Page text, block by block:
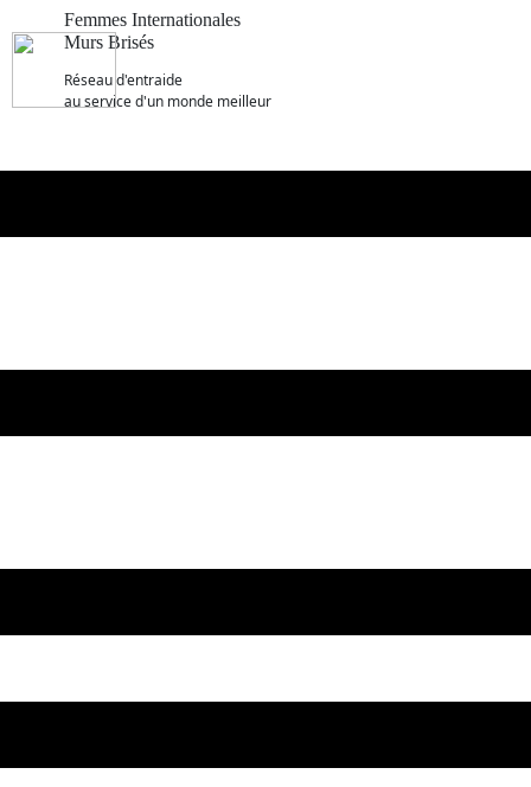
Femmes Internationales
Murs Brisés
R​éseau d'entraide
au service d'un monde meilleur